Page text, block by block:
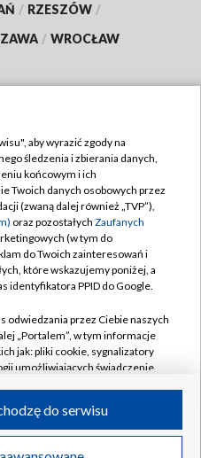
/ RZESZÓW /
/ WROCŁAW
TVP
zgody
S.A. w likwidacji
aby wyrazić zgody na
śledzenia i zbierania danych,
końcowym i ich
Twoich danych osobowych przez
(zwaną dalej również „TVP”),
oraz pozostałych Zaufanych
(w tym do
do Twoich zainteresowań i
które wskazujemy poniżej, a
identyfikatora PPID do Google.
odwiedzania przez Ciebie naszych
„Portalem”, w tym informacje
jak: pliki cookie, sygnalizatory
umożliwiających świadczenie
odwiedzania przez Ciebie
do serwisu